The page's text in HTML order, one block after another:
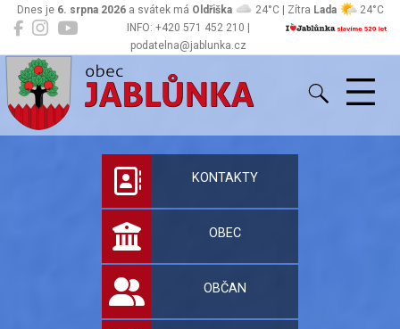
INFO: +420 571 452 210 |
podatelna@jablunka.cz
Dnes je 6. srpna 2026a svátek má Oldřiška 24°C | Zítra Lada 24°C
Jablůnka
Oficiální stránky
KONTAKTY
OBEC
OBČAN